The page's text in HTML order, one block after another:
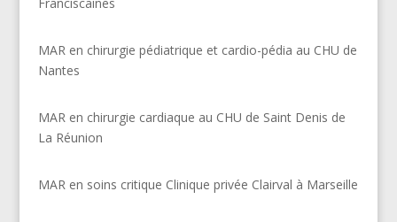
MAR en chirurgie pédiatrique et cardio-pédia au CHU de
Nantes
MAR en chirurgie cardiaque au CHU de Saint Denis de
La Réunion
MAR en soins critique Clinique privée Clairval à Marseille